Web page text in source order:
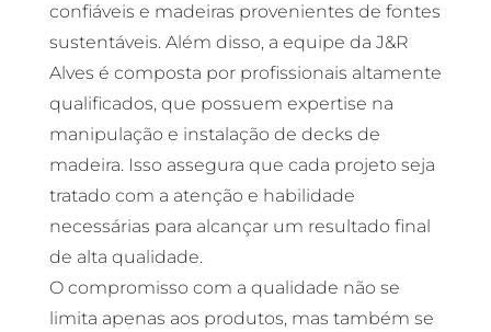
confiáveis e madeiras provenientes de fontes
sustentáveis. Além disso, a equipe da J&R
Alves é composta por profissionais altamente
qualificados, que possuem expertise na
manipulação e instalação de decks de
madeira. Isso assegura que cada projeto seja
tratado com a atenção e habilidade
necessárias para alcançar um resultado final
de alta qualidade.
O compromisso com a qualidade não se
limita apenas aos produtos, mas também se